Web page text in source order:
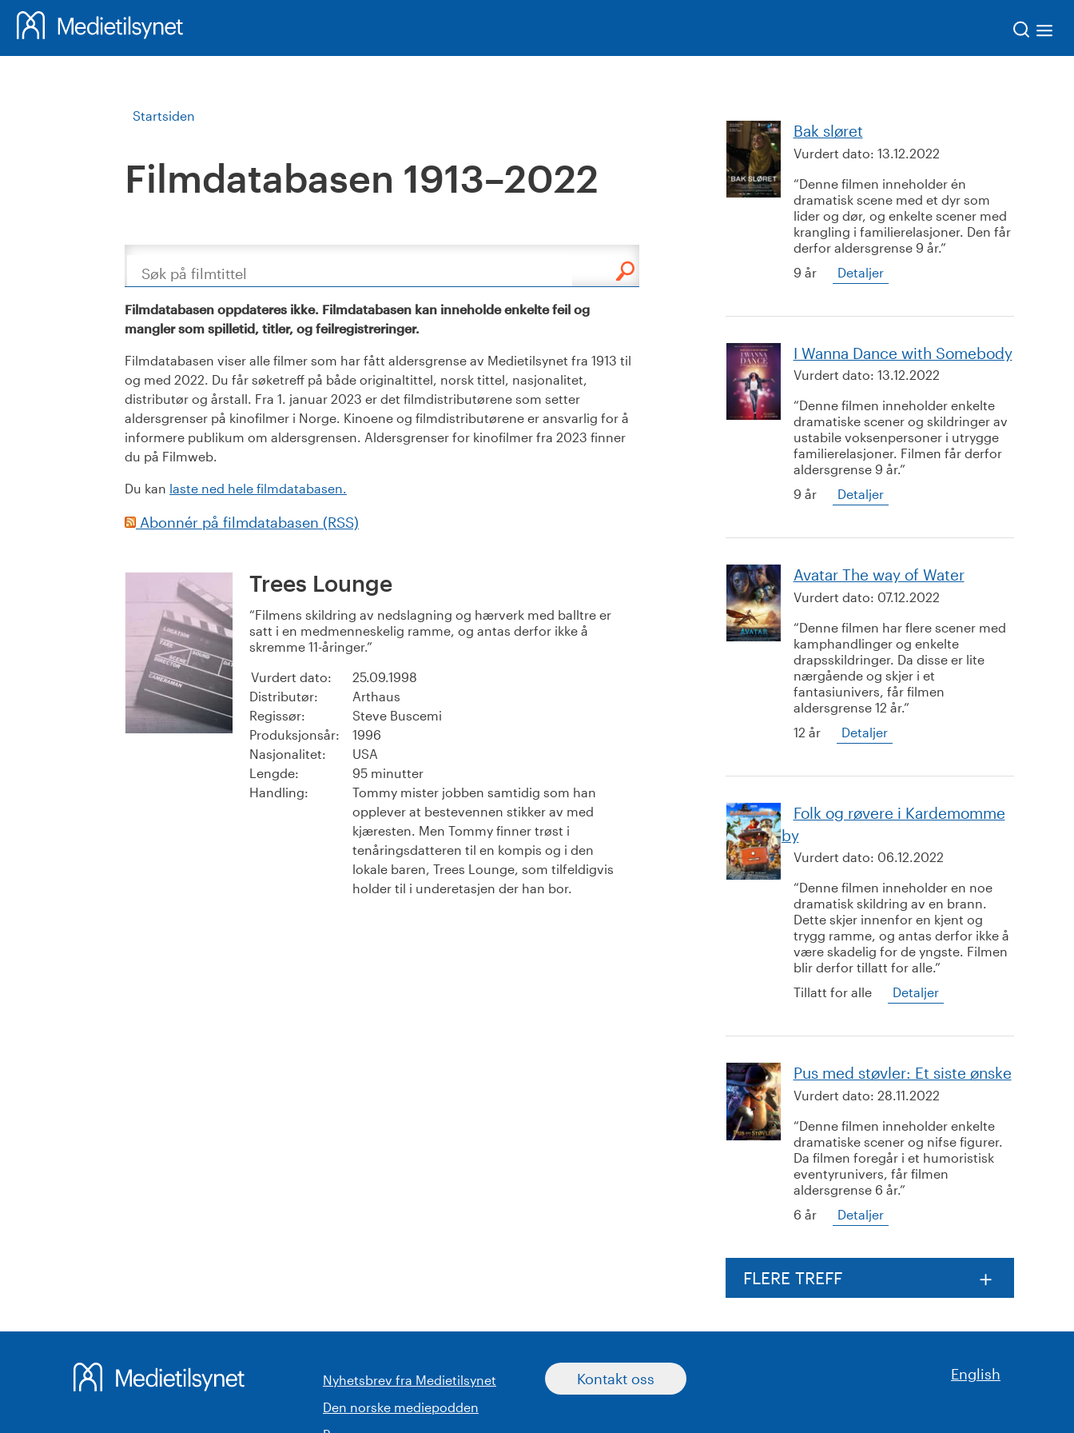
Startsiden
Filmdatabasen 1913–2022
Søk
Filmdatabasen oppdateres ikke. Filmdatabasen kan inneholde enkelte feil og
mangler som spilletid, titler, og feilregistreringer.
Filmdatabasen viser alle filmer som har fått aldersgrense av Medietilsynet fra 1913 til
og med 2022. Du får søketreff på både originaltittel, norsk tittel, nasjonalitet,
distributør og årstall. Fra 1. januar 2023 er det filmdistributørene som setter
aldersgrenser på kinofilmer i Norge. Kinoene og filmdistributørene er ansvarlig for å
informere publikum om aldersgrensen. Aldersgrenser for kinofilmer fra 2023 finner
du på Filmweb.
Du kan laste ned hele filmdatabasen.
Abonnér på filmdatabasen (RSS)
Trees Lounge
Filmens skildring av nedslagning og hærverk med balltre er
satt i en medmenneskelig ramme, og antas derfor ikke å
skremme 11-åringer.
Vurdert dato:
25.09.1998
Distributør:
Arthaus
Regissør:
Steve Buscemi
Produksjonsår:
1996
Nasjonalitet:
USA
Lengde:
95 minutter
Handling:
Tommy mister jobben samtidig som han
opplever at bestevennen stikker av med
kjæresten. Men Tommy finner trøst i
tenåringsdatteren til en kompis og i den
lokale baren, Trees Lounge, som tilfeldigvis
holder til i underetasjen der han bor.
Bak sløret
Vurdert dato: 13.12.2022
Denne filmen inneholder én
dramatisk scene med et dyr som
lider og dør, og enkelte scener med
krangling i familierelasjoner. Den får
derfor aldersgrense 9 år.
9 år
Detaljer
I Wanna Dance with Somebody
Vurdert dato: 13.12.2022
Denne filmen inneholder enkelte
dramatiske scener og skildringer av
ustabile voksenpersoner i utrygge
familierelasjoner. Filmen får derfor
aldersgrense 9 år.
9 år
Detaljer
Avatar The way of Water
Vurdert dato: 07.12.2022
Denne filmen har flere scener med
kamphandlinger og enkelte
drapsskildringer. Da disse er lite
nærgående og skjer i et
fantasiunivers, får filmen
aldersgrense 12 år.
12 år
Detaljer
Folk og røvere i Kardemomme
by
Vurdert dato: 06.12.2022
Denne filmen inneholder en noe
dramatisk skildring av en brann.
Dette skjer innenfor en kjent og
trygg ramme, og antas derfor ikke å
være skadelig for de yngste. Filmen
blir derfor tillatt for alle.
Tillatt for alle
Detaljer
Pus med støvler: Et siste ønske
Vurdert dato: 28.11.2022
Denne filmen inneholder enkelte
dramatiske scener og nifse figurer.
Da filmen foregår i et humoristisk
eventyrunivers, får filmen
aldersgrense 6 år.
6 år
Detaljer
FLERE TREFF
Nyhetsbrev fra Medietilsynet
Den norske mediepodden
Kontakt oss English